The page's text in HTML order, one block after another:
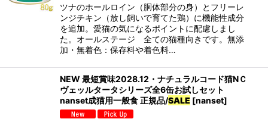
ツナのホールロイン（胴体部分の身）とフリーレ
ンジチキン（放し飼いで育てた鶏）に機能性成分
を追加。愛猫の気になるポイントに配慮しまし
た。オールステージ 全ての猫種向きです。無添
加・無着色：保存料や着色料…
NEW 最短賞味2028.12・ナチュラルコード猫NＣ
ヴェッルタータシリーズ全6缶お試しセット
nanset成猫用一般食 正規品/SALE [nanset]